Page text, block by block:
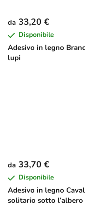
Adesivo in legno
lupi
da 33,20 €
Disponibile
Adesivo in legno
solitario sotto l’albero
da 33,70 €
Disponibile